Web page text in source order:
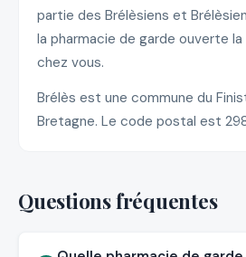
partie des Brélèsiens et
la pharmacie de garde ouverte
chez vous.
Brélès est une commune du
Bretagne. Le code postal est
Questions fréquentes